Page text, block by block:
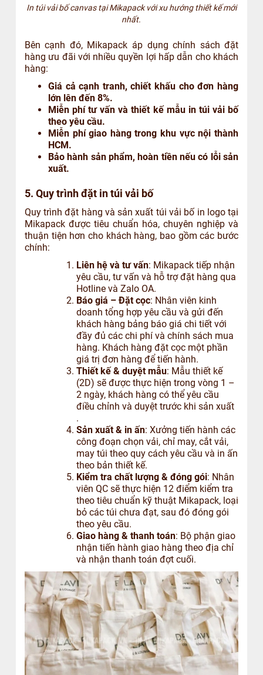
In túi vải bố canvas tại Mikapack với xu hướng thiết kế mới
nhất.
Bên cạnh đó, Mikapack áp dụng chính sách đặt
hàng ưu đãi với nhiều quyền lợi hấp dẫn cho khách
hàng:
Giá cả cạnh tranh, chiết khấu cho đơn hàng
lớn lên đến 8%.
Miễn phí tư vấn và thiết kế mẫu in túi vải bố
theo yêu cầu.
Miễn phí giao hàng trong khu vực nội thành
HCM.
Bảo hành sản phẩm, hoàn tiền nếu có lỗi sản
xuất.
5. Quy trình đặt in túi vải bố
Quy trình đặt hàng và sản xuất túi vải bố in logo tại
Mikapack được tiêu chuẩn hóa, chuyên nghiệp và
thuận tiện hơn cho khách hàng, bao gồm các bước
chính:
Liên hệ và tư vấn: Mikapack tiếp nhận
yêu cầu, tư vấn và hỗ trợ đặt hàng qua
Hotline và Zalo OA.
Báo giá – Đặt cọc: Nhân viên kinh
doanh tổng hợp yêu cầu và gửi đến
khách hàng bảng báo giá chi tiết với
đầy đủ các chi phí và chính sách mua
hàng. Khách hàng đặt cọc một phần
giá trị đơn hàng để tiến hành.
Thiết kế & duyệt mẫu: Mẫu thiết kế
(2D) sẽ được thực hiện trong vòng 1 –
2 ngày, khách hàng có thể yêu cầu
điều chỉnh và duyệt trước khi sản xuất
.
Sản xuất & in ấn: Xưởng tiến hành các
công đoạn chọn vải, chỉ may, cắt vải,
may túi theo quy cách yêu cầu và in ấn
theo bản thiết kế.
Kiểm tra chất lượng & đóng gói: Nhân
viên QC sẽ thực hiện 12 điểm kiểm tra
theo tiêu chuẩn kỹ thuật Mikapack, loại
bỏ các túi chưa đạt, sau đó đóng gói
theo yêu cầu.
Giao hàng & thanh toán: Bộ phận giao
nhận tiến hành giao hàng theo địa chỉ
và nhận thanh toán đợt cuối.